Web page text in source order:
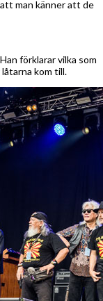
man känner att de
förklarar vilka som
kom till.